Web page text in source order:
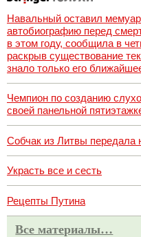
Навальный оставил
автобиографию перед
в этом году, сообщила в
раскрыв существование
знало только его
Чемпион по созданию
своей панельной
Собчак из Литвы передала
Украсть все и сесть
Рецепты Путина
Все материалы…